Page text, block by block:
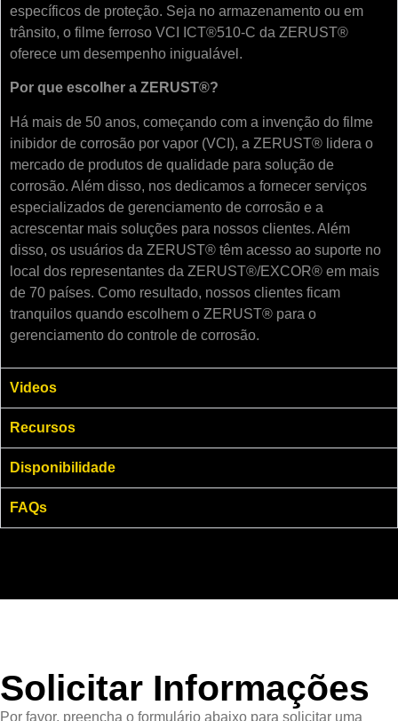
específicos de proteção. Seja no armazenamento ou em
trânsito, o filme ferroso VCI ICT®510-C da ZERUST®
oferece um desempenho inigualável.
Por que escolher a ZERUST®?
Há mais de 50 anos, começando com a invenção do filme
inibidor de corrosão por vapor (VCI), a ZERUST® lidera o
mercado de produtos de qualidade para solução de
corrosão. Além disso, nos dedicamos a fornecer serviços
especializados de gerenciamento de corrosão e a
acrescentar mais soluções para nossos clientes. Além
disso, os usuários da ZERUST® têm acesso ao suporte no
local dos representantes da ZERUST®/EXCOR® em mais
de 70 países. Como resultado, nossos clientes ficam
tranquilos quando escolhem o ZERUST® para o
gerenciamento do controle de corrosão.
Videos
Recursos
Disponibilidade
FAQs
Solicitar Informações
Por favor, preencha o formulário abaixo para solicitar uma